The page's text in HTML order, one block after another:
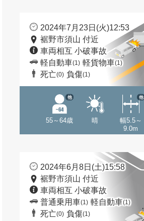
2024年7月23日(火)12:53
裾野市須山 付近
車両相互 小破事故
軽自動車(1) 軽貨物車(1)
死亡(0) 負傷(1)
55～64歳
他
晴
幅5.5～
9.0m
他
2024年6月8日(土)15:58
裾野市須山 付近
車両相互 小破事故
普通乗用車(1) 軽自動車(1)
死亡(0) 負傷(1)